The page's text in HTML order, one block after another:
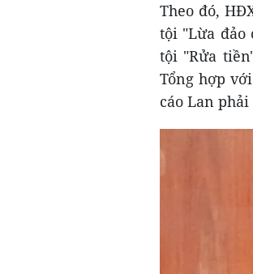
Theo đó,
tội "Lừa đảo
tội "Rửa
Tổng hợp
cáo Lan